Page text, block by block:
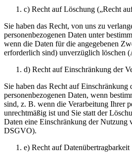
c) Recht auf Löschung („Recht
Sie haben das Recht, von uns zu
personenbezogenen Daten unter
wenn die Daten für die angegebenen
erforderlich sind) unverzüglich löschen
d) Recht auf Einschränkung der
Sie haben das Recht auf Einschränkung
personenbezogenen Daten, wenn
sind, z. B. wenn die Verarbeitung Ihrer
unrechtmäßig ist und Sie statt der
Daten eine Einschränkung der Nutzung
DSGVO).
e) Recht auf Datenübertragbarkeit